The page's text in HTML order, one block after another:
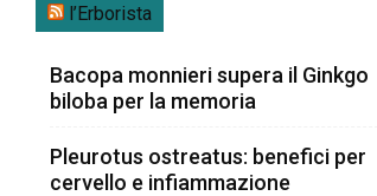
l’Erborista
Bacopa monnieri supera il Ginkgo
biloba per la memoria
Pleurotus ostreatus: benefici per
cervello e infiammazione